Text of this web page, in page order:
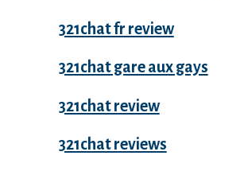
321chat fr review
321chat gare aux gays
321chat review
321chat reviews